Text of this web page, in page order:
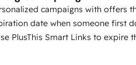
campaigns with offers
date when someone first
PlusThis Smart Links to expire